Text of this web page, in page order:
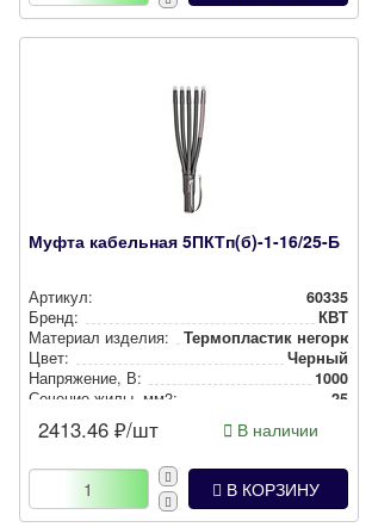
Муфта кабельная 5ПКТп(б)-1-16/25-Б
Артикул:
60335
Бренд:
КВТ
Материал изделия:
Тер­моп­лас­тик негорючий
Цвет:
Черный
Нап­ря­же­ние, В:
1000
Сечение жилы, мм2:
25
2413.46 ₽/шт В наличии
В КОРЗИНУ